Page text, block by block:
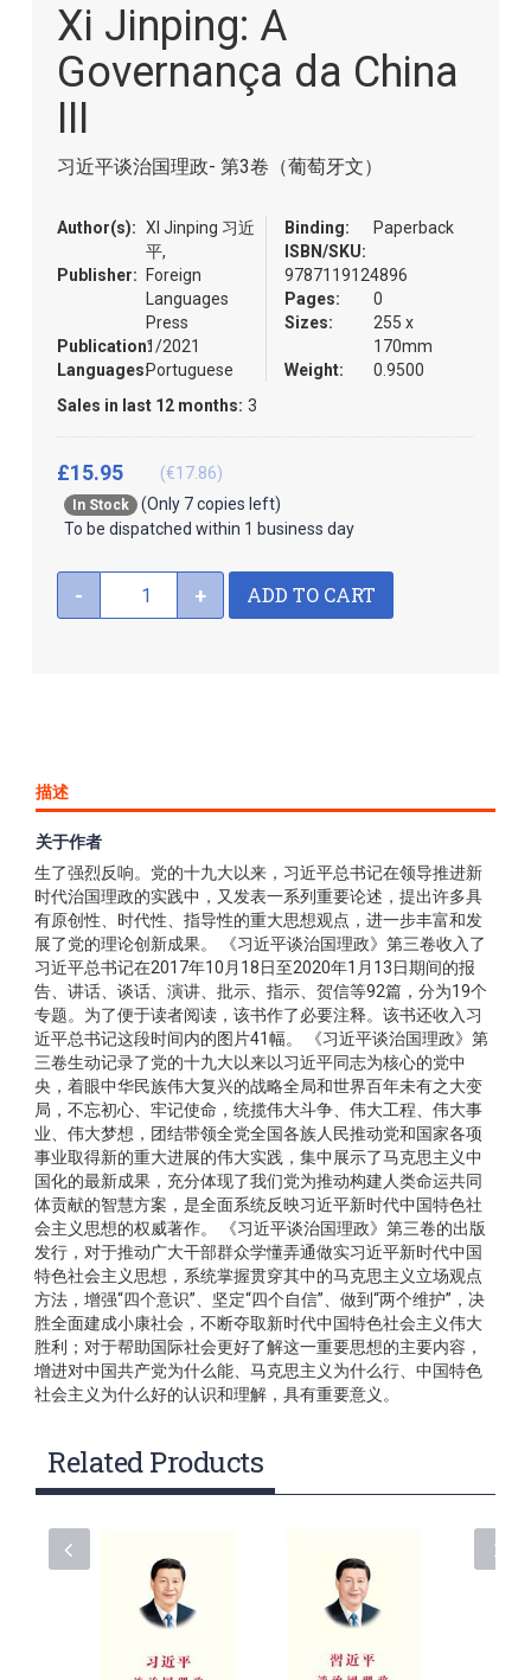
the
beginning
Xi Jinping: A
Governança da China
III
习近平谈治国理政- 第3卷（葡萄牙文）
Author(s): XI Jinping 习近
平,
Publisher:
Foreign
Languages
Press
Publication:1/2021
Languages:Portuguese
Sales in last 12 months: 3
Binding:
Paperback
ISBN/SKU:
9787119124896
Pages:
0
Sizes:
255 x
170mm
Weight:
0.9500
In Stock
(Only 7 copies left)
To be dispatched within 1 business day
£15.95 (€17.86)
- + ADD TO CART
描述
《习近平谈治国理政》第一卷、第二卷出版以来，在国内外产
生了强烈反响。党的十九大以来，习近平总书记在领导推进新
时代治国理政的实践中，又发表一系列重要论述，提出许多具
有原创性、时代性、指导性的重大思想观点，进一步丰富和发
展了党的理论创新成果。 《习近平谈治国理政》第三卷收入了
习近平总书记在2017年10月18日至2020年1月13日期间的报
告、讲话、谈话、演讲、批示、指示、贺信等92篇，分为19个
专题。为了便于读者阅读，该书作了必要注释。该书还收入习
近平总书记这段时间内的图片41幅。 《习近平谈治国理政》第
三卷生动记录了党的十九大以来以习近平同志为核心的党中
央，着眼中华民族伟大复兴的战略全局和世界百年未有之大变
局，不忘初心、牢记使命，统揽伟大斗争、伟大工程、伟大事
业、伟大梦想，团结带领全党全国各族人民推动党和国家各项
事业取得新的重大进展的伟大实践，集中展示了马克思主义中
国化的最新成果，充分体现了我们党为推动构建人类命运共同
体贡献的智慧方案，是全面系统反映习近平新时代中国特色社
会主义思想的权威著作。 《习近平谈治国理政》第三卷的出版
发行，对于推动广大干部群众学懂弄通做实习近平新时代中国
特色社会主义思想，系统掌握贯穿其中的马克思主义立场观点
方法，增强“四个意识”、坚定“四个自信”、做到“两个维护”，决
胜全面建成小康社会，不断夺取新时代中国特色社会主义伟大
胜利；对于帮助国际社会更好了解这一重要思想的主要内容，
增进对中国共产党为什么能、马克思主义为什么行、中国特色
社会主义为什么好的认识和理解，具有重要意义。
关于作者
Related Products